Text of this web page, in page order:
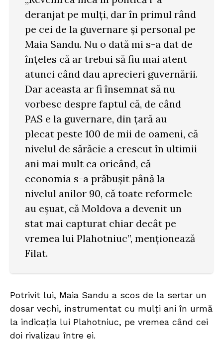
deranjat pe mulţi, dar în primul rând
pe cei de la guvernare şi personal pe
Maia Sandu. Nu o dată mi s-a dat de
înţeles că ar trebui să fiu mai atent
atunci când dau aprecieri guvernării.
Dar aceasta ar fi însemnat să nu
vorbesc despre faptul că, de când
PAS e la guvernare, din ţară au
plecat peste 100 de mii de oameni, că
nivelul de sărăcie a crescut în ultimii
ani mai mult ca oricând, că
economia s-a prăbuşit până la
nivelul anilor 90, că toate reformele
au eşuat, că Moldova a devenit un
stat mai capturat chiar decât pe
vremea lui Plahotniuc”, menționează
Filat.
Potrivit lui, Maia Sandu a scos de la sertar un
dosar vechi, instrumentat cu mulți ani în urmă
la indicația lui Plahotniuc, pe vremea când cei
doi rivalizau între ei.